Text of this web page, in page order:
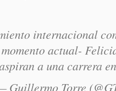
internacional
actual-
a una carrera
Guillermo Torre